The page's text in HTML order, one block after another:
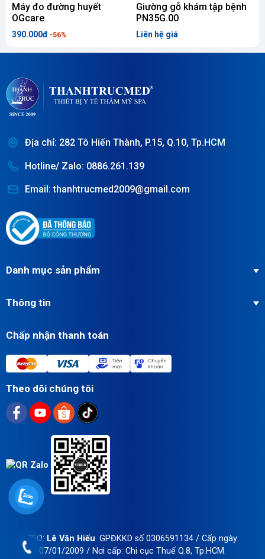
Máy đo đường huyết
OGcare
390.000đ -56%
Giường gỗ khám tập bệnh
PN35G.00
Liên hệ giá
Địa chỉ: 282 Tô Hiến Thành, P.15, Q.10, Tp.HCM
Hotline/ Zalo: 0886.261.139
Email: thanhtrucmed2009@gmail.com
Danh mục sản phẩm
Thông tin
Chấp nhận thanh toán
Theo dõi chúng tôi
CEO: Lê Văn Hiếu. GPĐKKD số 0306591134 / Cấp ngày:
07/01/2009 / Nơi cấp: Chi cục Thuế Q.8, Tp.HCM.